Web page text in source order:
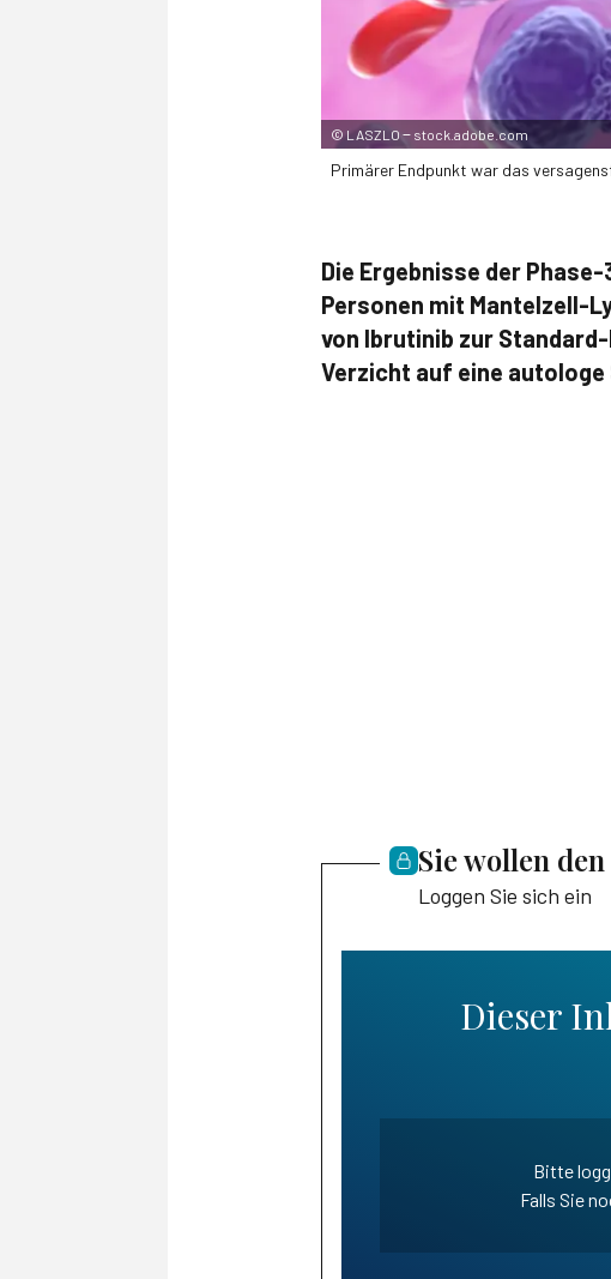
©LASZLO ‒ stock.adobe.com
Primärer Endpunkt war das
Die Ergebnisse der
Personen mit Mantelzell-
von Ibrutinib zur
Verzicht auf eine
Sie wollen
Loggen Sie sich ein
Dieser
Bitte
Falls Sie